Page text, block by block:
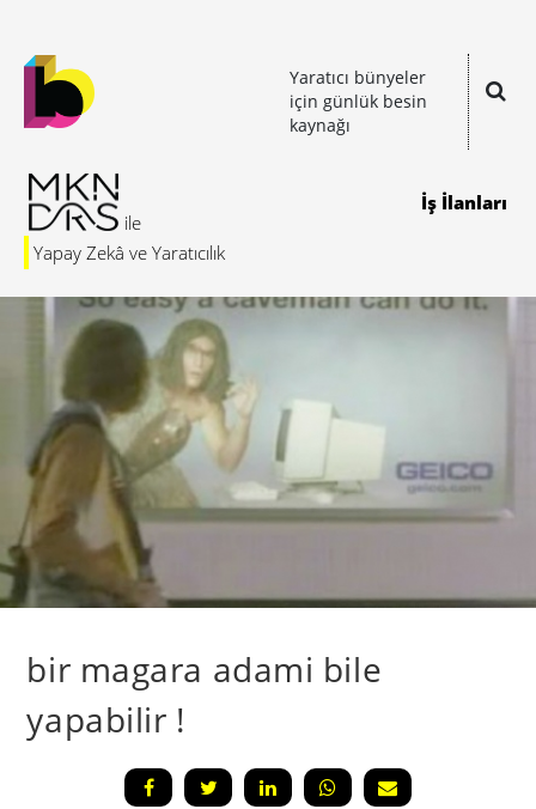
Yaratıcı bünyeler
için günlük besin
kaynağı
Yapay Zekâ ve Yaratıcılık
İş İlanları
bir magara adami bile
yapabilir !